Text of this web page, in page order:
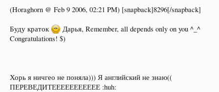
(Horaghorn @ Feb 9 2006, 02:21 PM) [snapback]8296[/snapback]
Буду краток
Дарья, Remember, all depends only on you ^_^
Congratulations! $)
Хорь я ничгео не поняла))) Я английский не знаю((
ПЕРЕВЕДИТЕЕЕЕЕЕЕЕЕЕЕ :huh: